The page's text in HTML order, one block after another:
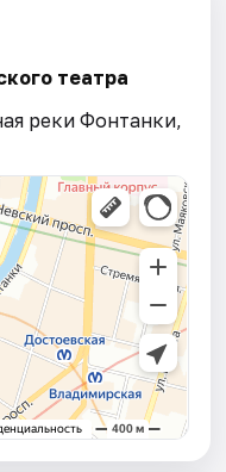
театра
реки Фонтанки,